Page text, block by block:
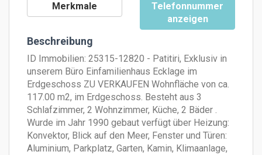
Merkmale
Telefonnummer
anzeigen
Beschreibung
ID Immobilien: 25315-12820 - Patitiri, Exklusiv in
unserem Büro Einfamilienhaus Ecklage im
Erdgeschoss ZU VERKAUFEN Wohnfläche von ca.
117.00 m2, im Erdgeschoss. Besteht aus 3
Schlafzimmer, 2 Wohnzimmer, Küche, 2 Bäder .
Wurde im Jahr 1990 gebaut verfügt über Heizung:
Konvektor, Blick auf den Meer, Fenster und Türen:
Aluminium, Parkplatz, Garten, Kamin, Klimaanlage,